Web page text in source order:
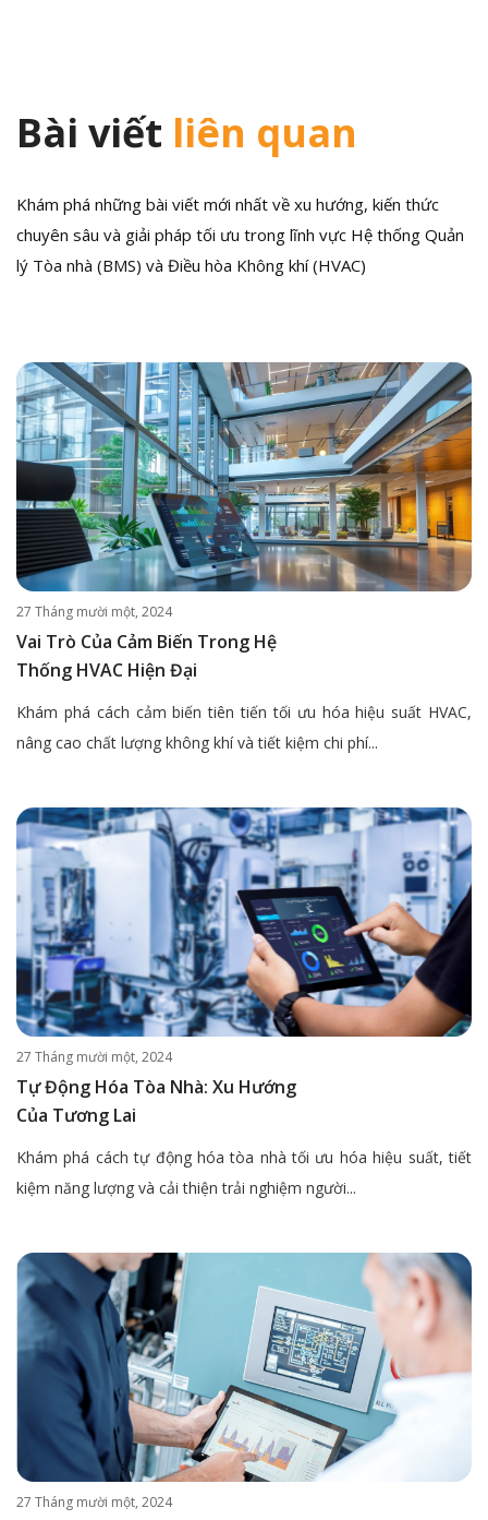
Bài viết liên quan
Khám phá những bài viết mới nhất về xu hướng, kiến thức
chuyên sâu và giải pháp tối ưu trong lĩnh vực Hệ thống Quản
lý Tòa nhà (BMS) và Điều hòa Không khí (HVAC)
27 Tháng mười một, 2024
Vai Trò Của Cảm Biến Trong Hệ
Thống HVAC Hiện Đại
Khám phá cách cảm biến tiên tiến tối ưu hóa hiệu suất HVAC,
nâng cao chất lượng không khí và tiết kiệm chi phí...
27 Tháng mười một, 2024
Tự Động Hóa Tòa Nhà: Xu Hướng
Của Tương Lai
Khám phá cách tự động hóa tòa nhà tối ưu hóa hiệu suất, tiết
kiệm năng lượng và cải thiện trải nghiệm người...
27 Tháng mười một, 2024